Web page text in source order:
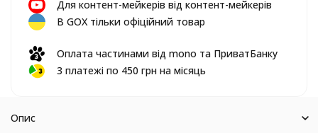
Для контент-мейкерів від контент-мейкерів
В GOX тільки офіційний товар
Оплата частинами від mono та ПриватБанку
3 платежі по 450 грн на місяць
Опис